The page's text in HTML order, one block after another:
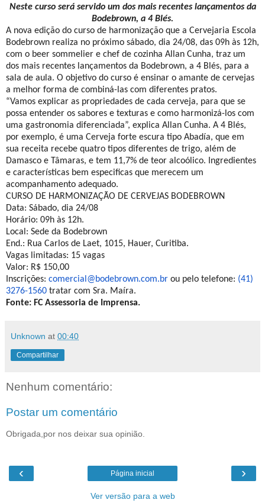
Neste curso será servido um dos mais recentes lançamentos da
Bodebrown, a 4 Blés.
A nova edição do curso de harmonização que a Cervejaria Escola
Bodebrown realiza no próximo sábado, dia 24/08, das 09h às 12h,
com o beer sommelier e chef de cozinha Allan Cunha, traz um
dos mais recentes lançamentos da Bodebrown, a 4 Blés, para a
sala de aula. O objetivo do curso é ensinar o amante de cervejas
a melhor forma de combiná-las com diferentes pratos.
“Vamos explicar as propriedades de cada cerveja, para que se
possa entender os sabores e texturas e como harmonizá-los com
uma gastronomia diferenciada”, explica Allan Cunha. A 4 Blés,
por exemplo, é uma Cerveja forte escura tipo Abadía, que em
sua receita recebe quatro tipos diferentes de trigo, além de
Damasco e Tâmaras, e tem 11,7% de teor alcoólico. Ingredientes
e características bem especificas que merecem um
acompanhamento adequado.
CURSO DE HARMONIZAÇÃO DE CERVEJAS BODEBROWN
Data: Sábado, dia 24/08
Horário: 09h às 12h.
Local: Sede da Bodebrown
End.: Rua Carlos de Laet, 1015, Hauer, Curitiba.
Vagas limitadas: 15 vagas
Valor: R$ 150,00
Inscrições: comercial@bodebrown.com.br ou pelo telefone: (41)
3276-1560 tratar com Sra. Maíra.
Fonte: FC Assessoria de Imprensa.
Unknown at 00:40
Compartilhar
Nenhum comentário:
Postar um comentário
Obrigada,por nos deixar sua opinião.
‹ ›
Página inicial
Ver versão para a web